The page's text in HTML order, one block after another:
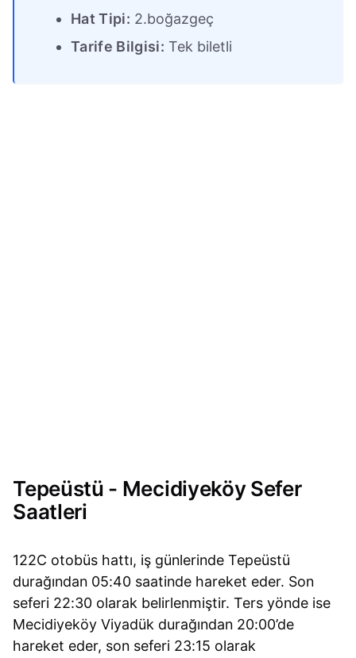
Hat Tipi: 2.boğazgeç
Tarife Bilgisi: Tek biletli
Tepeüstü - Mecidiyeköy Sefer
Saatleri
122C otobüs hattı, iş günlerinde Tepeüstü
durağından 05:40 saatinde hareket eder. Son
seferi 22:30 olarak belirlenmiştir. Ters yönde ise
Mecidiyeköy Viyadük durağından 20:00’de
hareket eder, son seferi 23:15 olarak